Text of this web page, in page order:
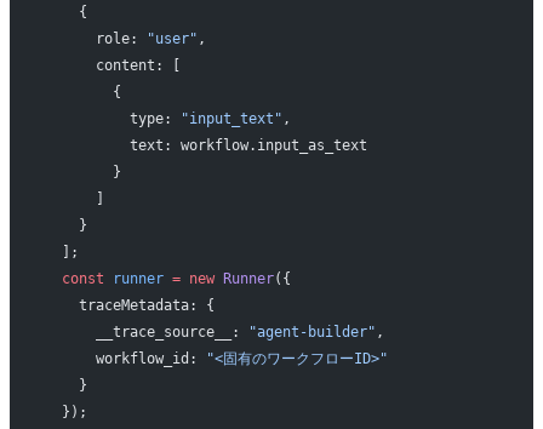
    {
      role:
"user" ,
      content: [
        {
          type:
"input_text" ,
          text: workflow.input_as_text
        }
    }
  ];
  const
runner = new Runner({
    traceMetadata: {
      __trace_source__:
"agent-builder" ,
      workflow_id:
"<固有のワークフローID>"
    }
  });